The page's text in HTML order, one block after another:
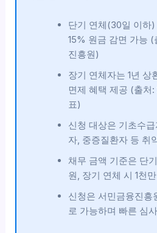
단기 연체(30일 이하
15% 원금 감면 가능
진흥원)
장기 연체자는 1년 상
면제 혜택 제공 (출처
표)
신청 대상은 기초수
자, 중증질환자 등 취
채무 금액 기준은 단
원, 장기 연체 시 1천
신청은 서민금융진흥
로 가능하며 빠른 심